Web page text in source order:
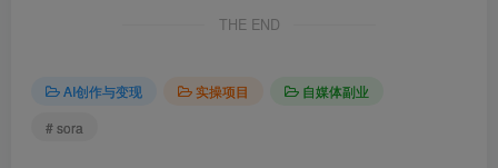
THE END
AI创作与变现 实操项目
自媒体副业
# sora